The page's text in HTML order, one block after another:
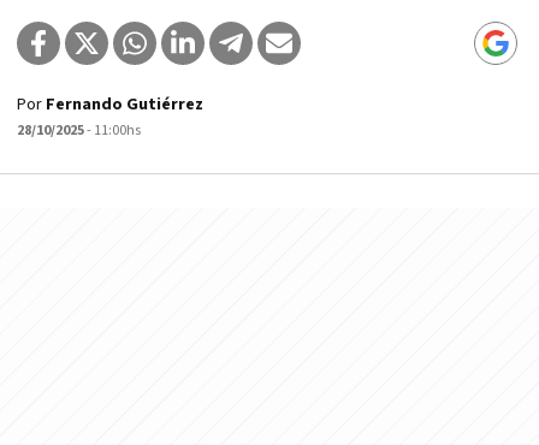
Por Fernando Gutiérrez
28/10/2025- 11:00hs